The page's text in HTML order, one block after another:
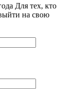
Для тех, кто
на свою